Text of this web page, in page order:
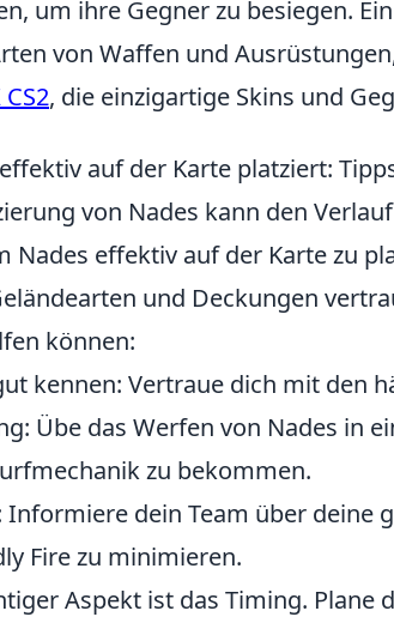
um ihre Gegner zu besiegen.
von Waffen und
, die einzigartige Skins und
auf der Karte platziert:
von Nades kann den
Nades effektiv auf der Karte zu
und Deckungen
können:
kennen: Vertraue dich mit den
Übe das Werfen von Nades in
zu bekommen.
dein Team über deine
Fire zu minimieren.
Aspekt ist das Timing. Plane